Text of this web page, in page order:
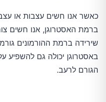
כאשר אנו חשים עצבות או
ברמת האסטרוגן, אנו חשים
שירידה ברמת ההורמונים
באסטרוגן יכולה גם להשפיע
הגורם לרעב.